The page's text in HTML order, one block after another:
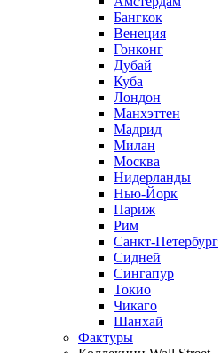
Бангкок
Венеция
Гонконг
Дубай
Куба
Лондон
Манхэттен
Мадрид
Милан
Москва
Нидерланды
Нью-Йорк
Париж
Рим
Санкт-Петербург
Сидней
Сингапур
Токио
Чикаго
Шанхай
Фактуры